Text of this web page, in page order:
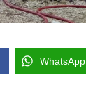
WhatsApp